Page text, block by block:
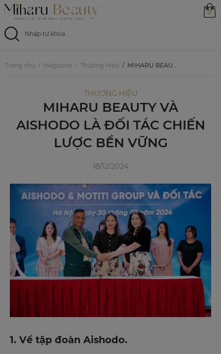
0
Trang chủ
Sản phẩm
Ưu đãi
Magazine
Feed
0799 33 86 88
Trang chủ Magazine Thương Hiệu MIHARU BEAUTY VÀ AISHODO LÀ ĐỐI TÁC CHIẾN LƯỢC BỀN VỮNG
THƯƠNG HIỆU
MIHARU BEAUTY VÀ
AISHODO LÀ ĐỐI TÁC CHIẾN
LƯỢC BỀN VỮNG
18/12/2024
1. Về tập đoàn Aishodo.